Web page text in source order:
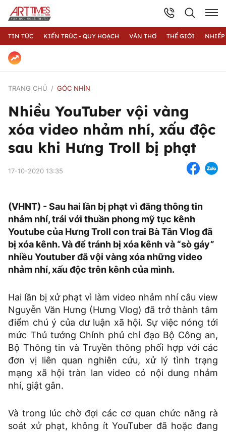
TIN TỨC KIẾN TRÚC - QUY HOẠCH VĂN THƠ THẾ GIỚI
TRANG CHỦ GÓC NHÌN
Nhiều YouTuber vội vàng
xóa video nhảm nhí, xấu độc
sau khi Hưng Troll bị phạt
17-10-2020 13:35
(VHNT) - Sau hai lần bị phạt vì đăng thông tin
nhảm nhí, trái với thuần phong mỹ tục kênh
Youtube của Hưng Troll con trai Bà Tân Vlog đã
bị xóa kênh. Và để tránh bị xóa kênh và “sò gáy”
nhiều Youtuber đã vội vàng xóa những video
nhảm nhí, xấu độc trên kênh của mình.
Hai lần bị xử phạt vì làm video nhảm nhí câu view
Nguyễn Văn Hưng (Hưng Vlog) đã trở thành tâm
điểm chú ý của dư luận xã hội. Sự việc nóng tới
mức Thủ tướng Chính phủ chỉ đạo Bộ Công an,
Bộ Thông tin và Truyền thông phối hợp với các
đơn vị liên quan nghiên cứu, xử lý tình trạng
mạng xã hội tràn lan video có nội dung nhảm
nhí, giật gân.
Và trong lúc chờ đợi các cơ quan chức năng rà
soát xử phạt, không ít YouTuber đã hoặc đang